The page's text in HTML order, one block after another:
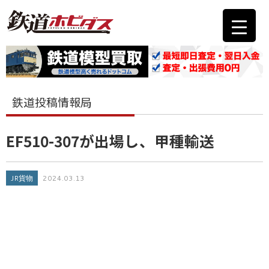
鉄道投稿情報局
EF510-307が出場し、甲種輸送
JR貨物 2024.03.13